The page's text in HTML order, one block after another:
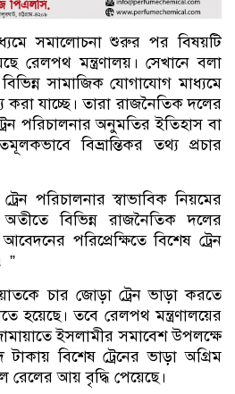
সমালোচনা শুরুর পর বিষয়টি
রেলপথ মন্ত্রণালয়। সেখানে বলা
সামাজিক যোগাযোগ মাধ্যমে
করা যাচ্ছে। তারা রাজনৈতিক দলের
পরিচালনার অনুমতির ইতিহাস বা
বিভ্রান্তিকর তথ্য প্রচার
পরিচালনার স্বাভাবিক নিয়মের
বিভিন্ন রাজনৈতিক দলের
পরিপ্রেক্ষিতে বিশেষ ট্রেন
”
চার জোড়া ট্রেন ভাড়া করতে
হয়েছে। তবে রেলপথ মন্ত্রণালয়ের
ইসলামীর সমাবেশ উপলক্ষে
বিশেষ ট্রেনের ভাড়া অগ্রিম
আয় বৃদ্ধি পেয়েছে।